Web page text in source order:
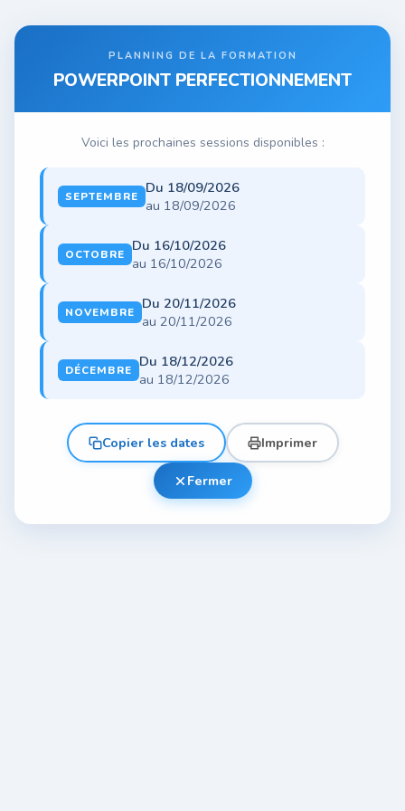
PLANNING DE LA FORMATION
POWERPOINT PERFECTIONNEMENT
Voici les prochaines sessions disponibles :
SEPTEMBRE
Du 18/09/2026
au 18/09/2026
OCTOBRE
Du 16/10/2026
au 16/10/2026
NOVEMBRE
Du 20/11/2026
au 20/11/2026
DÉCEMBRE
Du 18/12/2026
au 18/12/2026
Copier les dates Imprimer
Fermer